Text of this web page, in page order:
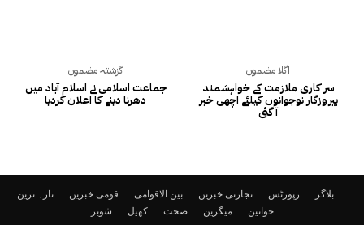
گزشتہ مضمون
جماعت اسلامی نے اسلام آباد میں
دھرنا دینے کا اعلان کردیا
اگلا مضمون
سر کاری ملازمت کے خواہشمند
بیروزگار نوجوانوں کیلئے اچھی خبر
آ گئی
تازہ ترین قومی خبریں بین الاقوامی تجارتی خبریں رپورٹس
بلاگز
شوبز
کھیل صحت میگزین خواتین